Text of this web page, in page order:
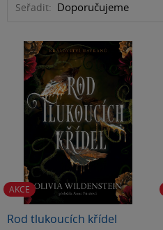
Seřadit:
AKCE
Rod tlukoucích křídel